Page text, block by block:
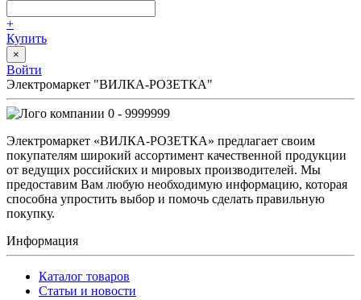
+
Купить
×
Войти
Электромаркет "ВИЛКА-РОЗЕТКА"
0 - 9999999
Электромаркет «ВИЛКА-РОЗЕТКА» предлагает своим
покупателям широкий ассортимент качественной продукции
от ведущих российских и мировых производителей. Мы
предоставим Вам любую необходимую информацию, которая
способна упростить выбор и помочь сделать правильную
покупку.
Информация
Каталог товаров
Статьи и новости